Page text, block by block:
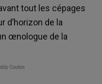
tout les cépages
d’horizon de la
œnologue de la
Couton